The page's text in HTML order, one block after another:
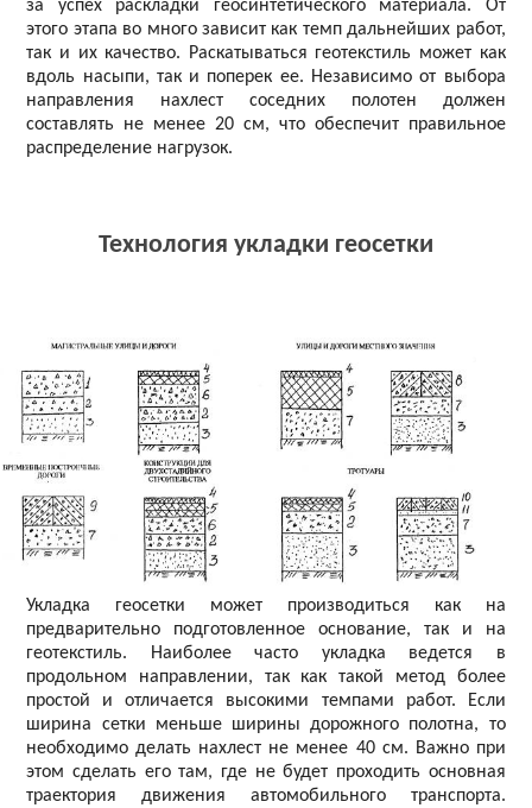
за успех раскладки геосинтетического материала. От
этого этапа во много зависит как темп дальнейших работ,
так и их качество. Раскатываться геотекстиль может как
вдоль насыпи, так и поперек ее. Независимо от выбора
направления нахлест соседних полотен должен
составлять не менее 20 см, что обеспечит правильное
распределение нагрузок.
Технология укладки геосетки
Укладка геосетки может производиться как на
предварительно подготовленное основание, так и на
геотекстиль. Наиболее часто укладка ведется в
продольном направлении, так как такой метод более
простой и отличается высокими темпами работ. Если
ширина сетки меньше ширины дорожного полотна, то
необходимо делать нахлест не менее 40 см. Важно при
этом сделать его там, где не будет проходить основная
траектория движения автомобильного транспорта.